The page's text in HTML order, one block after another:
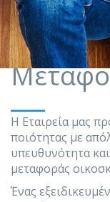
Η Εταιρεία μας
ποιότητας με
υπευθυνότητα
μεταφοράς
Ένας